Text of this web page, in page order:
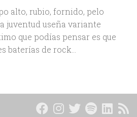
alto, rubio, fornido, pelo
juventud useña variante
que podías pensar es que
baterías de rock...